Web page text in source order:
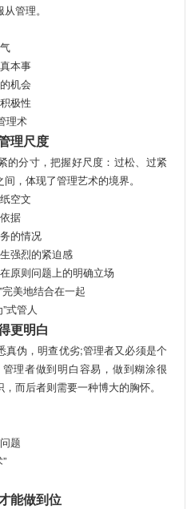
管理。
本事
机会
极性
理术
理尺度
分寸，把握好尺度：过松、过紧
，体现了管理艺术的境界。
空文
据
的情况
强烈的紧迫感
则问题上的明确立场
美地结合在一起
式管人
更明白
伪，明查优劣;管理者又必须是个
理者做到明白容易，做到糊涂很
而后者则需要一种博大的胸怀。
题
能做到位